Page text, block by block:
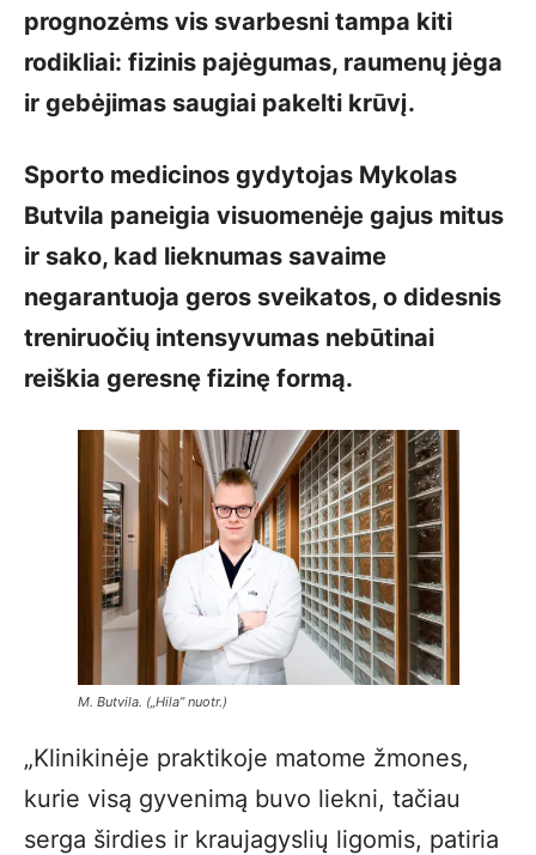
prognozėms vis svarbesni tampa kiti
rodikliai: fizinis pajėgumas, raumenų jėga
ir gebėjimas saugiai pakelti krūvį.
Sporto medicinos gydytojas Mykolas
Butvila paneigia visuomenėje gajus mitus
ir sako, kad lieknumas savaime
negarantuoja geros sveikatos, o didesnis
treniruočių intensyvumas nebūtinai
reiškia geresnę fizinę formą.
M. Butvila. („Hila” nuotr.)
„Klinikinėje praktikoje matome žmones,
kurie visą gyvenimą buvo liekni, tačiau
serga širdies ir kraujagyslių ligomis, patiria